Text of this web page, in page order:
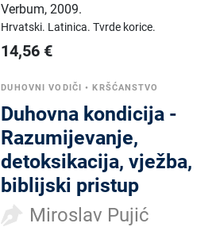
Verbum,2009.
Hrvatski. Latinica.Tvrde korice.
14,56 €
DUHOVNI VODIČI •KRŠĆANSTVO
Duhovna kondicija -
Razumijevanje,
detoksikacija, vježba,
biblijski pristup
Miroslav Pujić